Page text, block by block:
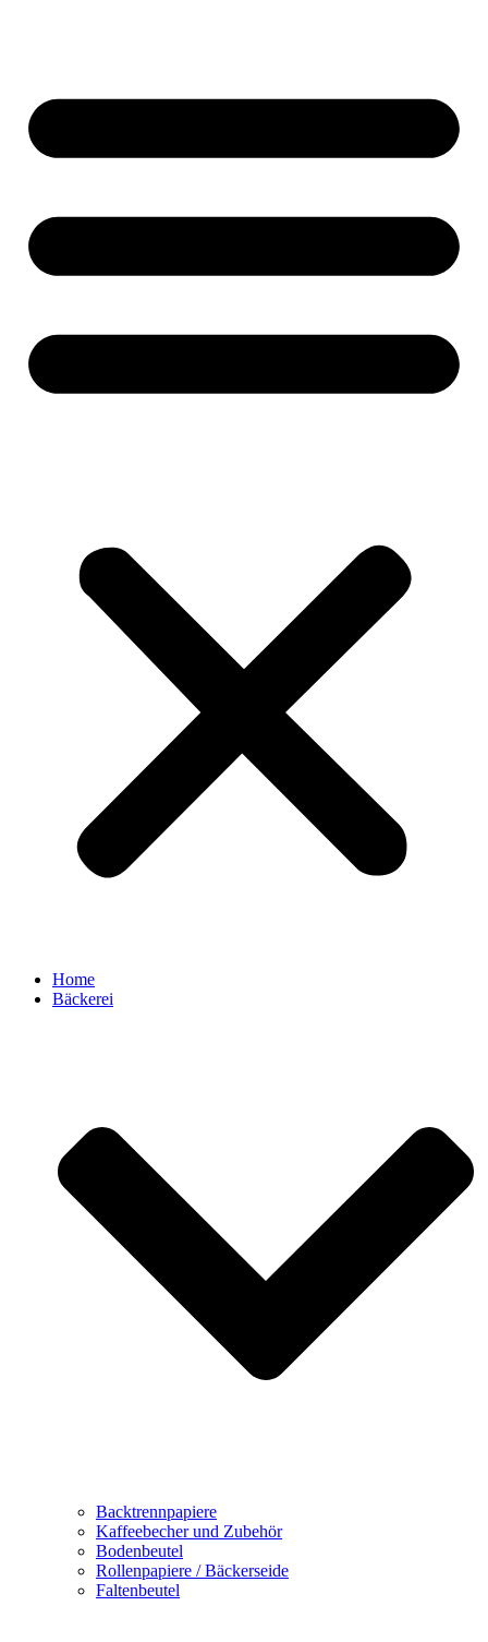
Home
Bäckerei
Backtrennpapiere
Kaffeebecher und Zubehör
Bodenbeutel
Rollenpapiere / Bäckerseide
Faltenbeutel